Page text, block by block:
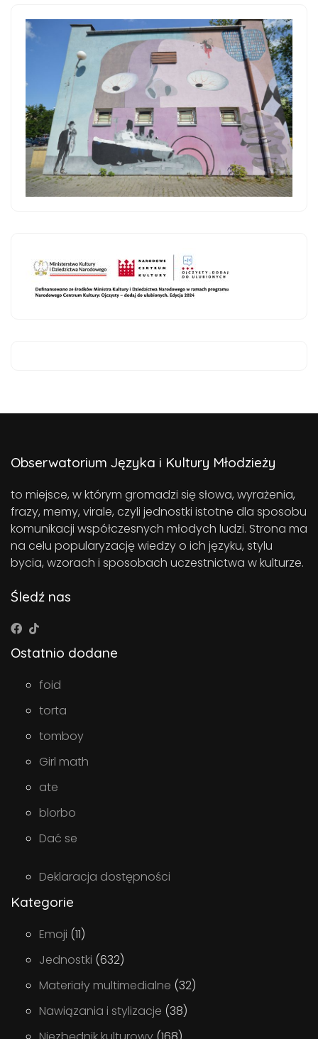
Obserwatorium Języka i Kultury Młodzieży
to miejsce, w którym gromadzi się słowa, wyrażenia,
frazy, memy, virale, czyli jednostki istotne dla sposobu
komunikacji współczesnych młodych ludzi. Strona ma
na celu popularyzację wiedzy o ich języku, stylu
bycia, wzorach i sposobach uczestnictwa w kulturze.
Śledź nas
Ostatnio dodane
foid
torta
tomboy
Girl math
ate
blorbo
Dać se
Deklaracja dostępności
Kategorie
Emoji (11)
Jednostki (632)
Materiały multimedialne (32)
Nawiązania i stylizacje (38)